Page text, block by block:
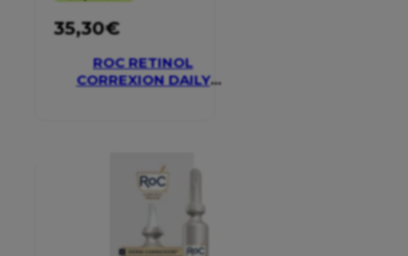
35,30€
ROC RETINOL
CORREXION DAILY